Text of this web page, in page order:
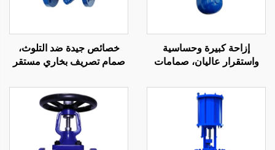
إزاحة كبيرة وحساسية
واستقرار عاليان، صمامات
الطفو الكروي للبيئات ذات
الشوائب العالية في المياه
العادمة
خصائص جيدة ضد التلوث،
صمام تصريف بخاري مستقر
صمامات عوامة كروية